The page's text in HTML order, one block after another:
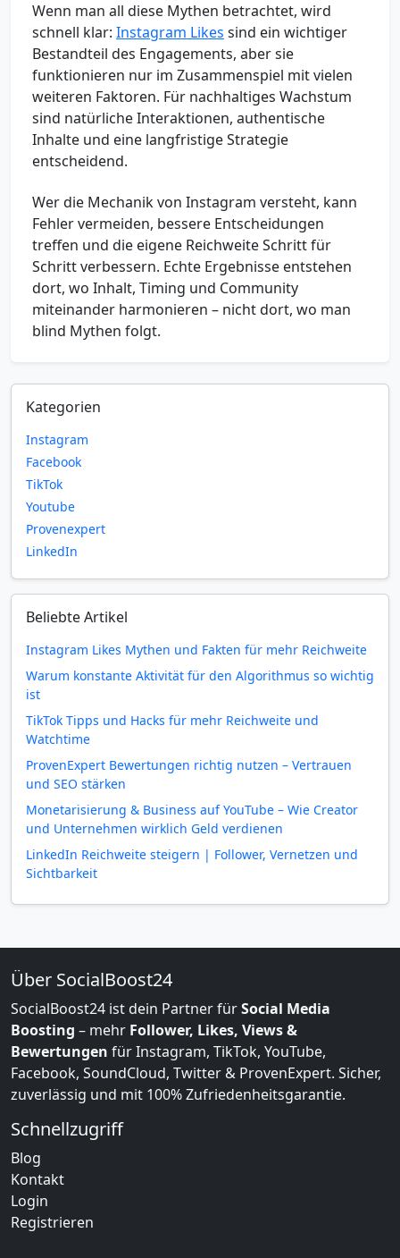
Wenn man all diese Mythen betrachtet, wird
schnell klar: Instagram Likes sind ein wichtiger
Bestandteil des Engagements, aber sie
funktionieren nur im Zusammenspiel mit vielen
weiteren Faktoren. Für nachhaltiges Wachstum
sind natürliche Interaktionen, authentische
Inhalte und eine langfristige Strategie
entscheidend.
Wer die Mechanik von Instagram versteht, kann
Fehler vermeiden, bessere Entscheidungen
treffen und die eigene Reichweite Schritt für
Schritt verbessern. Echte Ergebnisse entstehen
dort, wo Inhalt, Timing und Community
miteinander harmonieren – nicht dort, wo man
blind Mythen folgt.
Kategorien
Instagram
Facebook
TikTok
Youtube
Provenexpert
LinkedIn
Beliebte Artikel
Instagram Likes Mythen und Fakten für mehr Reichweite
Warum konstante Aktivität für den Algorithmus so wichtig
ist
TikTok Tipps und Hacks für mehr Reichweite und
Watchtime
ProvenExpert Bewertungen richtig nutzen – Vertrauen
und SEO stärken
Monetarisierung & Business auf YouTube – Wie Creator
und Unternehmen wirklich Geld verdienen
LinkedIn Reichweite steigern | Follower, Vernetzen und
Sichtbarkeit
Über SocialBoost24
SocialBoost24 ist dein Partner fürSocial Media
Boosting – mehr Follower, Likes, Views &
Bewertungen für Instagram, TikTok, YouTube,
Facebook, SoundCloud, Twitter & ProvenExpert. Sicher,
zuverlässig und mit 100% Zufriedenheitsgarantie.
Schnellzugriff
Blog
Kontakt
Login
Registrieren